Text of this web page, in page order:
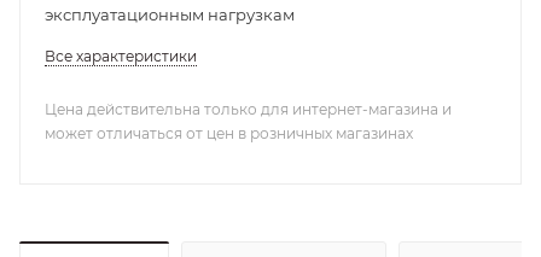
эксплуатационным нагрузкам
Все характеристики
Цена действительна только для интернет-магазина и
может отличаться от цен в розничных магазинах